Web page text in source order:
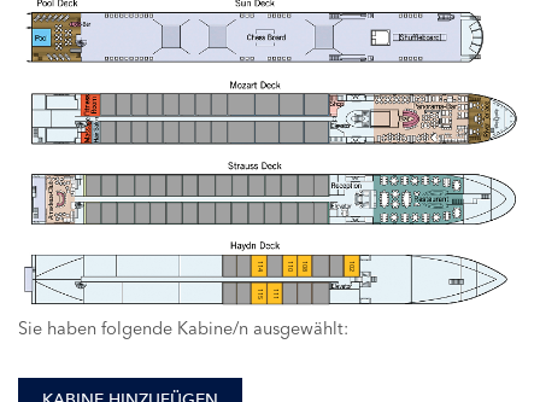
102
108
110
111
114
115
Sie haben folgende Kabine/n ausgewählt: